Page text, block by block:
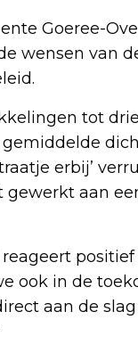
Goeree-
wensen van
tot
erbij’
aan
ook in de
aan de